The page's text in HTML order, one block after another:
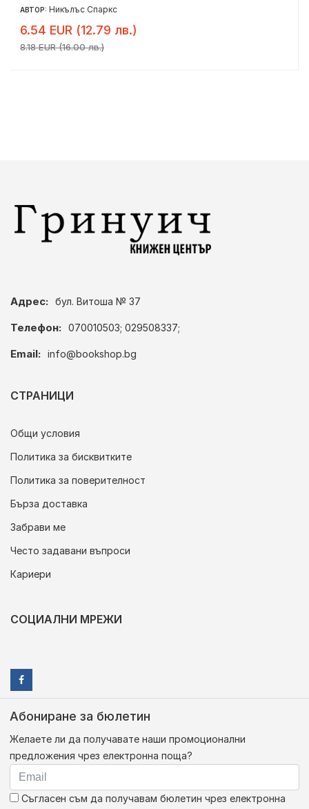
АВТОР: Никълъс Спаркс
6.54 EUR (12.79 лв.)
8.18 EUR (16.00 лв.)
Адрес: бул. Витоша № 37
Телефон: 070010503; 029508337;
Email: info@bookshop.bg
СТРАНИЦИ
Общи условия
Политика за бисквитките
Политика за поверителност
Бърза доставка
Забрави ме
Често задавани въпроси
Кариери
СОЦИАЛНИ МРЕЖИ
Абониране за бюлетин
Желаете ли да получавате наши промоционални
предложения чрез електронна поща?
Съгласен съм да получавам бюлетин чрез електронна